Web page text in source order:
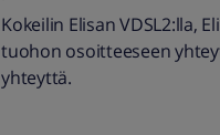
Kokeilin Elisan VDSL2:lla,
tuohon osoitteeseen
yhteyttä.